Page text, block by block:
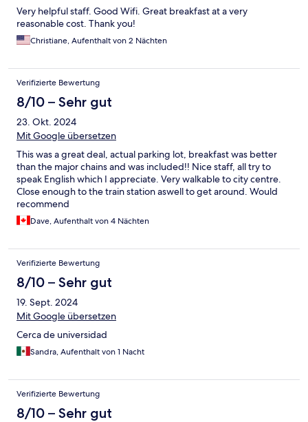
Very helpful staff. Good Wifi. Great breakfast at a very
reasonable cost. Thank you!
Christiane, Aufenthalt von 2 Nächten
Verifizierte Bewertung
8/10 – Sehr gut
23. Okt. 2024
Mit Google übersetzen
This was a great deal, actual parking lot, breakfast was better
than the major chains and was included!! Nice staff, all try to
speak English which I appreciate. Very walkable to city centre.
Close enough to the train station aswell to get around. Would
recommend
Dave, Aufenthalt von 4 Nächten
Verifizierte Bewertung
8/10 – Sehr gut
19. Sept. 2024
Mit Google übersetzen
Cerca de universidad
Sandra, Aufenthalt von 1 Nacht
Verifizierte Bewertung
8/10 – Sehr gut